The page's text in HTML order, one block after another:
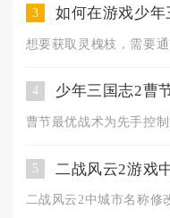
3 如何在游戏少
4 少年三国志2曹
5 二战风云2游戏